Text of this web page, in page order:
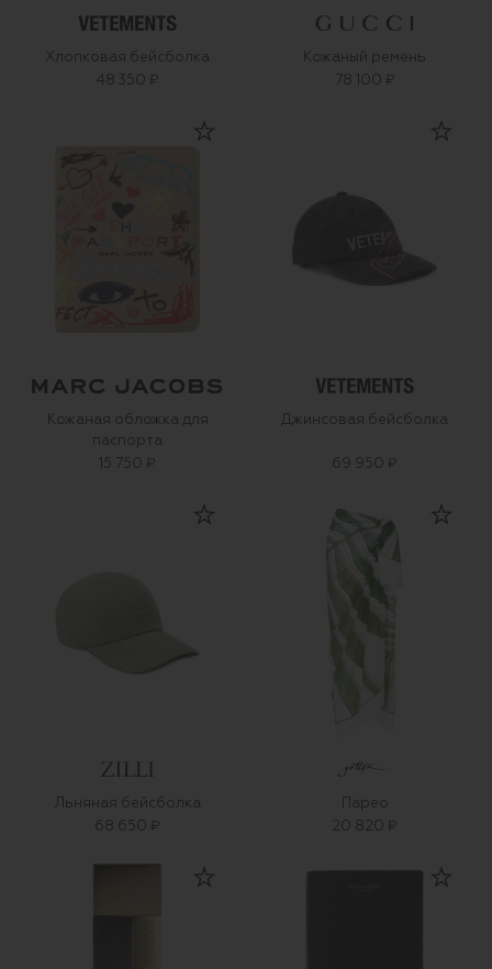
Хлопковая бейсболка
48 350 ₽
Кожаный ремень
78 100 ₽
Кожаная обложка для
паспорта
15 750 ₽
Джинсовая бейсболка
69 950 ₽
Льняная бейсболка
68 650 ₽
Парео
20 820 ₽